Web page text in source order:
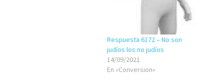
Respuesta 6172 – No son
judíos los no judíos
14/09/2021
En «Conversion»